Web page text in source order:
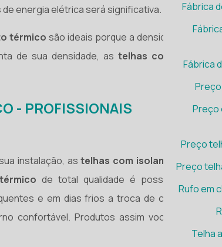
Fábrica
Fábrica
Preço
Preço
Preço
Rufo em
Telha
energia elétrica será significativa.
térmico são ideais porque a densidade as
de sua densidade, as telhas com isolamento
- PROFISSIONAIS
instalação, astelhas com isolamento térmico
de total qualidade é possível obter alto
e em dias frios a troca de calor também é
confortável. Produtos assim você encontra